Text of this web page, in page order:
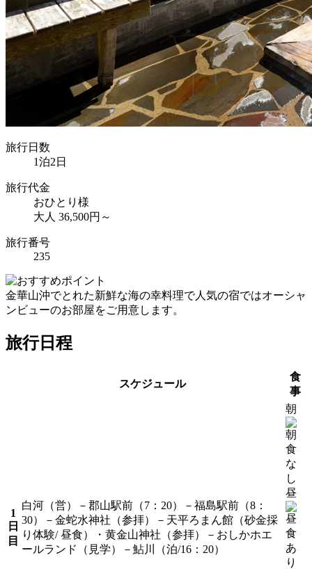
旅行日数
1泊2日
旅行代金
おひとり様
大人 36,500円～
旅行番号
235
金華山沖でとれた新鮮な海の幸料理で人気の宿ではオーシャ
ンビューのお部屋をご用意します。
旅行日程
スケジュール
食
事
1
日
目
白河（営）－郡山駅前（7：20）－福島駅前（8：
30）－金蛇水神社（参拝）－天平ろまん館（砂金採
り体験/ 昼食）・黄金山神社（参拝）－おしかホエ
ールランド（見学）－鮎川（泊/16：20）
朝
昼